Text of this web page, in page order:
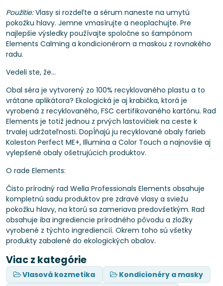
Použitie:Vlasy si rozdeľte a sérum naneste na umytú
pokožku hlavy. Jemne vmasírujte a neoplachujte. Pre
najlepšie výsledky používajte spoločne so šampónom
Elements Calming a kondicionérom a maskou z rovnakého
radu.
Vedeli ste, že...
Obal séra je vytvorený zo 100% recyklovaného plastu a to
vrátane aplikátora? Ekologická je aj krabička, ktorá je
vyrobená z recyklovaného, ​​FSC certifikovaného kartónu. Rad
Elements je totiž jednou z prvých lastovičiek na ceste k
trvalej udržateľnosti. Dopĺňajú ju recyklované obaly farieb
Koleston Perfect ME+, Illumina a Color Touch a najnovšie aj
vylepšené obaly ošetrujúcich produktov.
O rade Elements:
Čisto prírodný rad Wella Professionals Elements obsahuje
kompletnú sadu produktov pre zdravé vlasy a sviežu
pokožku hlavy, na ktorú sa zameriava predovšetkým. Rad
obsahuje iba ingrediencie prírodného pôvodu a zložky
vyrobené z týchto ingrediencií. Okrem toho sú všetky
produkty zabalené do ekologických obalov.
Viac z kategórie
Vlasová kozmetika
Kondicionéry a masky